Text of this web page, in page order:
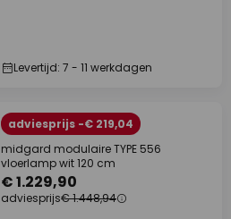
Levertijd: 7 - 11 werkdagen
adviesprijs -€ 219,04
midgard modulaire TYPE 556
vloerlamp wit 120 cm
€ 1.229,90
adviesprijs€ 1.448,94